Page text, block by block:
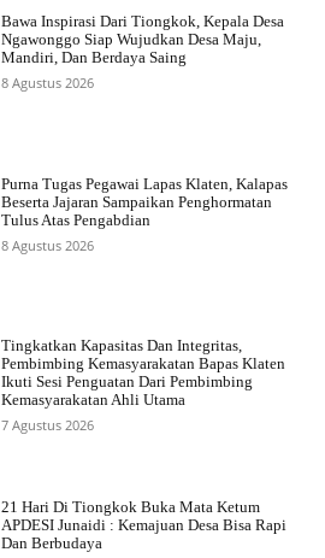
Bawa Inspirasi Dari Tiongkok, Kepala Desa
Ngawonggo Siap Wujudkan Desa Maju,
Mandiri, Dan Berdaya Saing
8 Agustus 2026
Purna Tugas Pegawai Lapas Klaten, Kalapas
Beserta Jajaran Sampaikan Penghormatan
Tulus Atas Pengabdian
8 Agustus 2026
Tingkatkan Kapasitas Dan Integritas,
Pembimbing Kemasyarakatan Bapas Klaten
Ikuti Sesi Penguatan Dari Pembimbing
Kemasyarakatan Ahli Utama
7 Agustus 2026
21 Hari Di Tiongkok Buka Mata Ketum
APDESI Junaidi : Kemajuan Desa Bisa Rapi
Dan Berbudaya